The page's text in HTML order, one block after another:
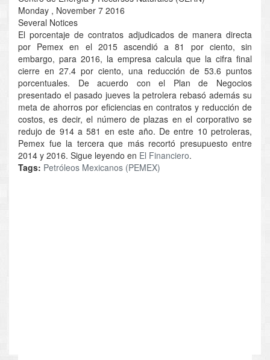
Monday , November 7 2016
Several Notices
El porcentaje de contratos adjudicados de manera directa
por Pemex en el 2015 ascendió a 81 por ciento, sin
embargo, para 2016, la empresa calcula que la cifra final
cierre en 27.4 por ciento, una reducción de 53.6 puntos
porcentuales. De acuerdo con el Plan de Negocios
presentado el pasado jueves la petrolera rebasó además su
meta de ahorros por eficiencias en contratos y reducción de
costos, es decir, el número de plazas en el corporativo se
redujo de 914 a 581 en este año. De entre 10 petroleras,
Pemex fue la tercera que más recortó presupuesto entre
2014 y 2016. Sigue leyendo en El Financiero.
Tags: Petróleos Mexicanos (PEMEX)